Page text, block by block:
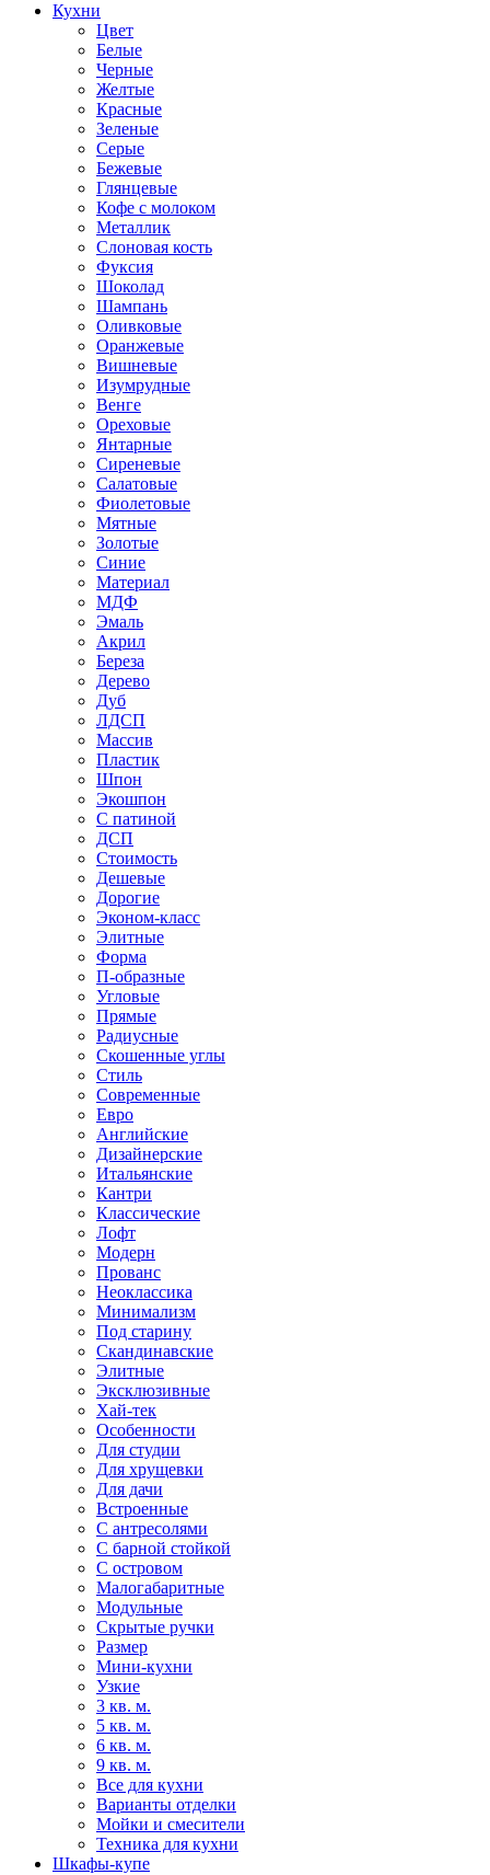
Кухни
Цвет
Белые
Черные
Желтые
Красные
Зеленые
Серые
Бежевые
Глянцевые
Кофе с молоком
Металлик
Слоновая кость
Фуксия
Шоколад
Шампань
Оливковые
Оранжевые
Вишневые
Изумрудные
Венге
Ореховые
Янтарные
Сиреневые
Салатовые
Фиолетовые
Мятные
Золотые
Синие
Материал
МДФ
Эмаль
Акрил
Береза
Дерево
Дуб
ЛДСП
Массив
Пластик
Шпон
Экошпон
С патиной
ДСП
Стоимость
Дешевые
Дорогие
Эконом-класс
Элитные
Форма
П-образные
Угловые
Прямые
Радиусные
Скошенные углы
Стиль
Современные
Евро
Английские
Дизайнерские
Итальянские
Кантри
Классические
Лофт
Модерн
Прованс
Неоклассика
Минимализм
Под старину
Скандинавские
Элитные
Эксклюзивные
Хай-тек
Особенности
Для студии
Для хрущевки
Для дачи
Встроенные
С антресолями
С барной стойкой
С островом
Малогабаритные
Модульные
Скрытые ручки
Размер
Мини-кухни
Узкие
3 кв. м.
5 кв. м.
6 кв. м.
9 кв. м.
Все для кухни
Варианты отделки
Мойки и смесители
Техника для кухни
Шкафы-купе